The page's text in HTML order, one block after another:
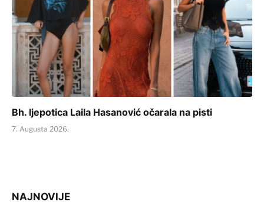
Bh. ljepotica Laila Hasanović očarala na pisti
7. Augusta 2026.
NAJNOVIJE